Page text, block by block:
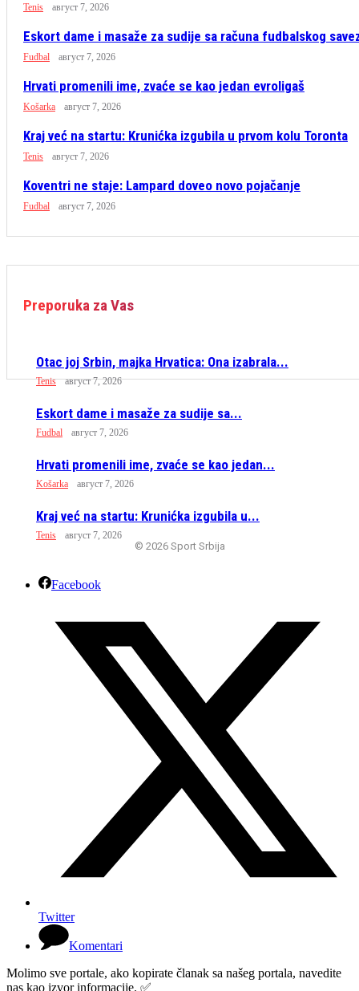
Tenis август 7, 2026
Eskort dame i masaže za sudije sa računa fudbalskog
Fudbal август 7, 2026
Hrvati promenili ime, zvaće se kao jedan evroligaš
Košarka август 7, 2026
Kraj već na startu: Krunićka izgubila u prvom kolu Toronta
Tenis август 7, 2026
Koventri ne staje: Lampard doveo novo pojačanje
Fudbal август 7, 2026
Preporuka za Vas
Otac joj Srbin, majka Hrvatica: Ona izabrala...
Tenis август 7, 2026
Eskort dame i masaže za sudije sa...
Fudbal август 7, 2026
Hrvati promenili ime, zvaće se kao jedan...
Košarka август 7, 2026
Kraj već na startu: Krunićka izgubila u...
Tenis август 7, 2026
© 2026 Sport Srbija
Facebook
Twitter
Komentari
Molimo sve portale, ako kopirate članak sa našeg portala, navedite
nas kao izvor informacije. ✅